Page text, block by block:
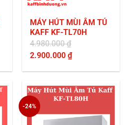
MÁY HÚT MÙI ÂM TỦ
KAFF KF-TL70H
4.980.000₫
Giá
4.980.000 ₫.
2.900.000₫
tại
là:
2.900.000 ₫.
-24%